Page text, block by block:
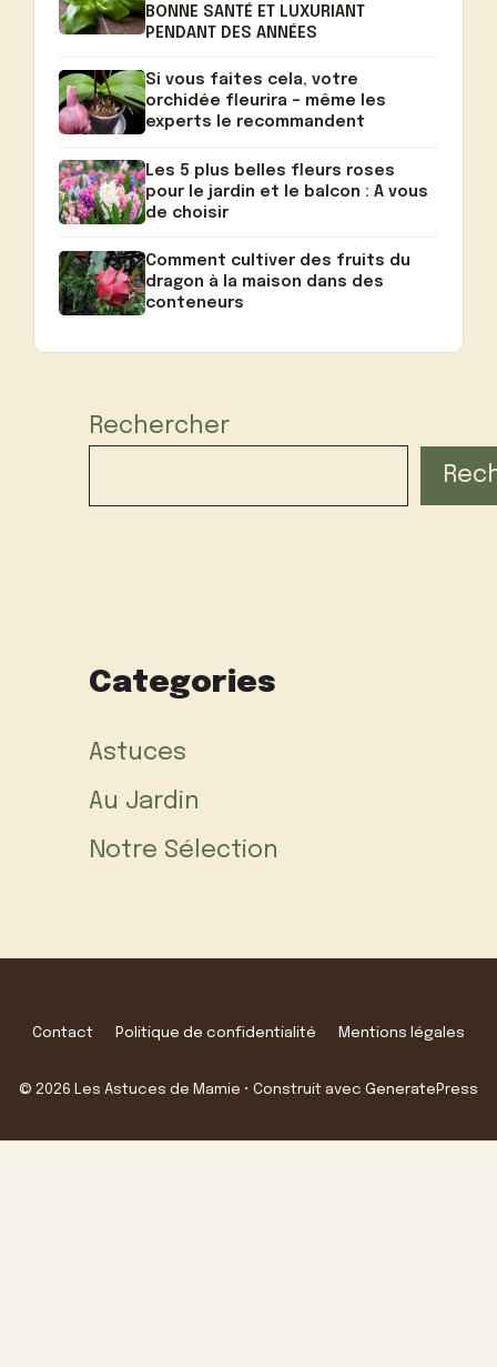
BONNE SANTÉ ET LUXURIANT
PENDANT DES ANNÉES
Si vous faites cela, votre
orchidée fleurira – même les
experts le recommandent
Les 5 plus belles fleurs roses
pour le jardin et le balcon : A vous
de choisir
Comment cultiver des fruits du
dragon à la maison dans des
conteneurs
Rechercher
Categories
Astuces
Au Jardin
Notre Sélection
Contact Politique de confidentialité Mentions légales
© 2026 Les Astuces de Mamie • Construit avec GeneratePress